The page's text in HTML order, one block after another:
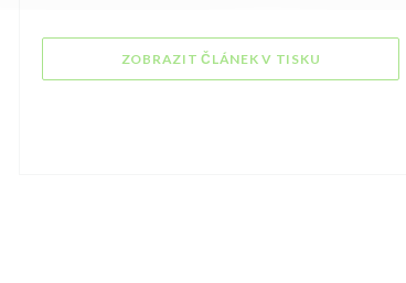
ZOBRAZIT ČLÁNEK V TISKU ((OTEVŘE